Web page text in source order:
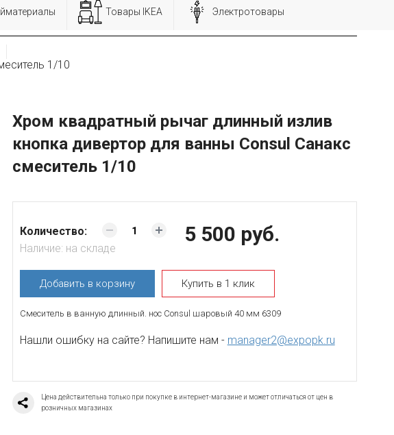
Товары IKEA Электротовары
1/10
Хром квадратный рычаг длинный излив
кнопка дивертор для ванны Consul Санакс
смеситель 1/10
5 500 руб.
Количество:
Наличие: на складе
Добавить в корзину Купить в 1 клик
Смеситель в ванную длинный. нос Consul шаровый 40 мм 6309
Нашли ошибку на сайте? Напишите нам - manager2@expopk.ru
Цена действительна только при покупке в интернет-магазине и может отличаться от цен в
розничных магазинах